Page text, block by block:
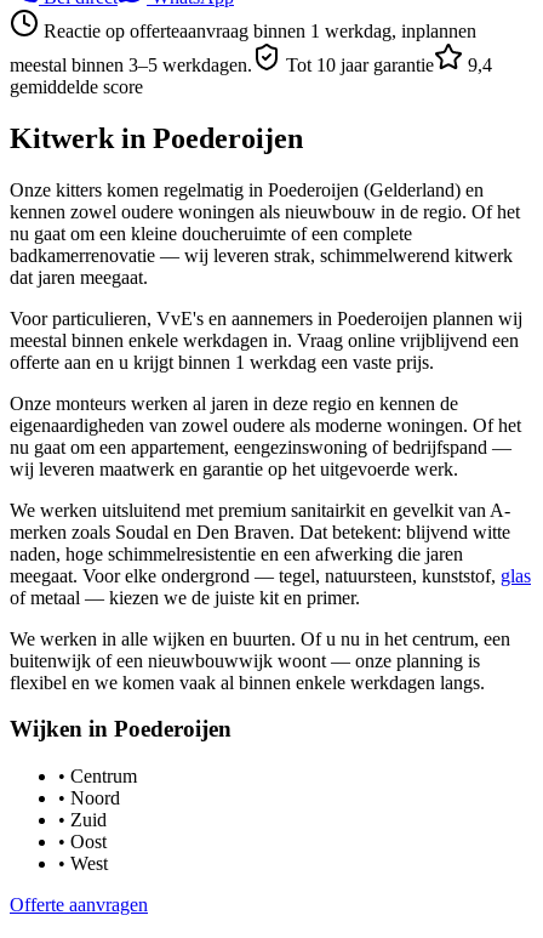
Reactie op offerteaanvraag binnen 1 werkdag, inplannen
meestal binnen 3–5 werkdagen.
Tot 10 jaar garantie
9,4
gemiddelde score
Kitwerk in Poederoijen
Onze kitters komen regelmatig in Poederoijen (Gelderland) en
kennen zowel oudere woningen als nieuwbouw in de regio. Of het
nu gaat om een kleine doucheruimte of een complete
badkamerrenovatie — wij leveren strak, schimmelwerend kitwerk
dat jaren meegaat.
Voor particulieren, VvE's en aannemers in Poederoijen plannen wij
meestal binnen enkele werkdagen in. Vraag online vrijblijvend een
offerte aan en u krijgt binnen 1 werkdag een vaste prijs.
Onze monteurs werken al jaren in deze regio en kennen de
eigenaardigheden van zowel oudere als moderne woningen. Of het
nu gaat om een appartement, eengezinswoning of bedrijfspand —
wij leveren maatwerk en garantie op het uitgevoerde werk.
We werken uitsluitend met premium sanitairkit en gevelkit van A-
merken zoals Soudal en Den Braven. Dat betekent: blijvend witte
naden, hoge schimmelresistentie en een afwerking die jaren
meegaat. Voor elke ondergrond — tegel, natuursteen, kunststof, glas
of metaal — kiezen we de juiste kit en primer.
We werken in alle wijken en buurten. Of u nu in het centrum, een
buitenwijk of een nieuwbouwwijk woont — onze planning is
flexibel en we komen vaak al binnen enkele werkdagen langs.
Wijken in Poederoijen
• Centrum
• Noord
• Zuid
• Oost
• West
Offerte aanvragen